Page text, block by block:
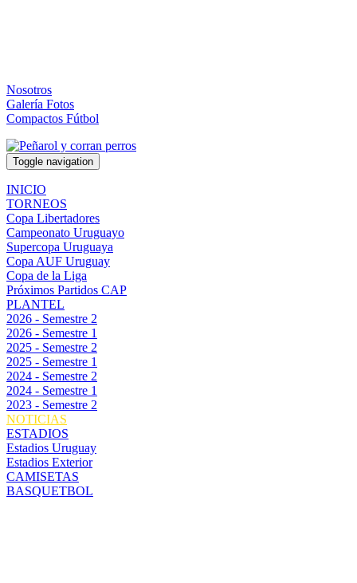
Nosotros
Galería Fotos
Compactos Fútbol
Toggle navigation
INICIO
TORNEOS
Copa Libertadores
Campeonato Uruguayo
Supercopa Uruguaya
Copa AUF Uruguay
Copa de la Liga
Próximos Partidos CAP
PLANTEL
2026 - Semestre 2
2026 - Semestre 1
2025 - Semestre 2
2025 - Semestre 1
2024 - Semestre 2
2024 - Semestre 1
2023 - Semestre 2
NOTICIAS
ESTADIOS
Estadios Uruguay
Estadios Exterior
CAMISETAS
BASQUETBOL